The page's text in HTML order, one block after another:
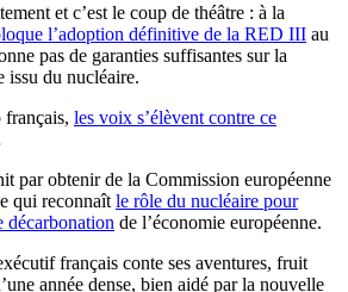
et c’est le coup de théâtre : à la
l’adoption définitive de la RED III au
pas de garanties suffisantes sur la
issu du nucléaire.
français, les voix s’élèvent contre ce
par obtenir de la Commission européenne
qui reconnaît le rôle du nucléaire pour
décarbonation de l’économie européenne.
français conte ses aventures, fruit
année dense, bien aidé par la nouvelle